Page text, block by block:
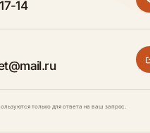
14
только для ответа на ваш запрос.